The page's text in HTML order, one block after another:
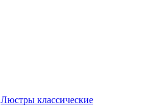
Люстры классические